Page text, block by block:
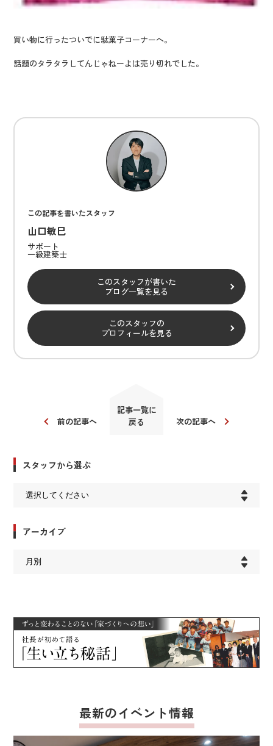
買い物に行ったついでに駄菓子コーナーへ。
話題のタラタラしてんじゃねーよは売り切れでした。
この記事を書いたスタッフ
山口敏巳
サポート
一級建築士
このスタッフが書いた
ブログ一覧を見る
このスタッフの
プロフィールを見る
前の記事へ
記事一覧に
戻る
次の記事へ
スタッフから選ぶ
アーカイブ
最新のイベント情報